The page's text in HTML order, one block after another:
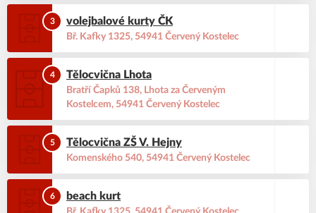
volejbalové kurty ČK
Bř. Kafky 1325, 54941 Červený Kostelec
3
Tělocvična Lhota
Bratří Čapků 138, Lhota za Červeným
Kostelcem, 54941 Červený Kostelec
4
Tělocvična ZŠ V. Hejny
Komenského 540, 54941 Červený Kostelec
5
beach kurt
6